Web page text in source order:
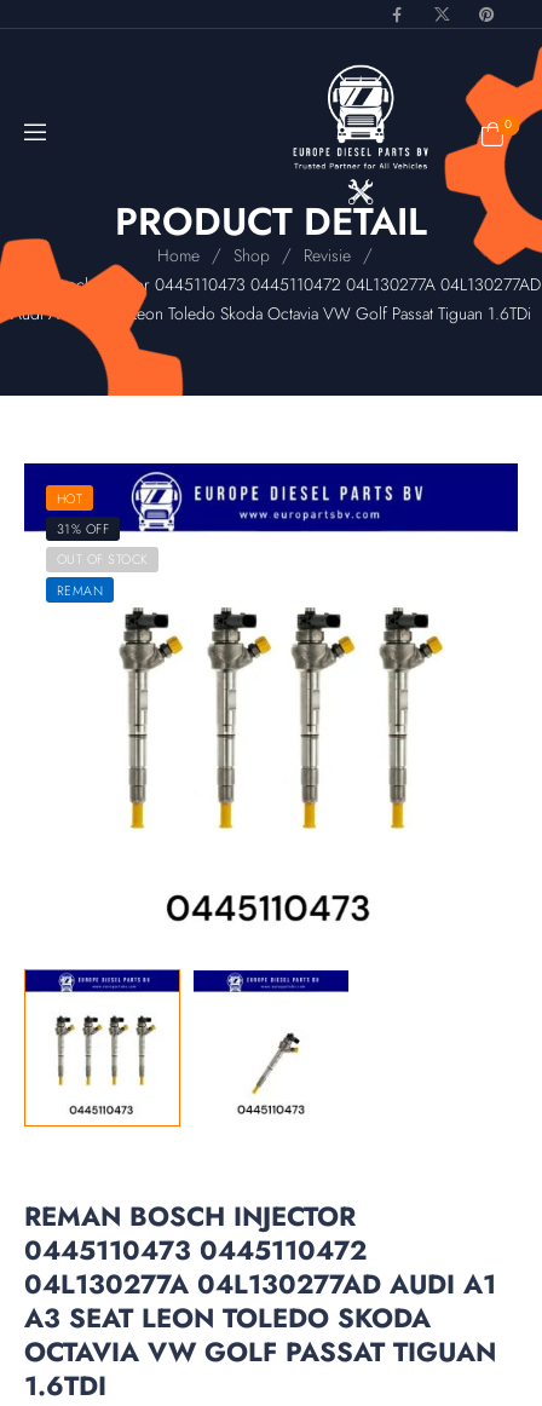
0
PRODUCT DETAIL
Home / Shop / Revisie /
Reman Bosch Injector 0445110473 0445110472 04L130277A 04L130277AD
Audi A1 A3 Seat Leon Toledo Skoda Octavia VW Golf Passat Tiguan 1.6TDi
HOT
31% OFF
OUT OF STOCK
REMAN
REMAN BOSCH INJECTOR
0445110473 0445110472
04L130277A 04L130277AD AUDI A1
A3 SEAT LEON TOLEDO SKODA
OCTAVIA VW GOLF PASSAT TIGUAN
1.6TDI